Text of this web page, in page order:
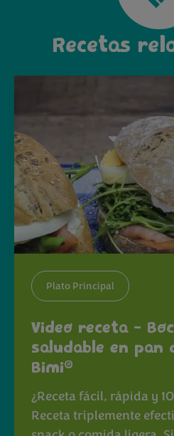
Recetas
Plato Principal
Video receta -
saludable en pan
Bimi®
¿Receta fácil, rápida y
Receta triplemente